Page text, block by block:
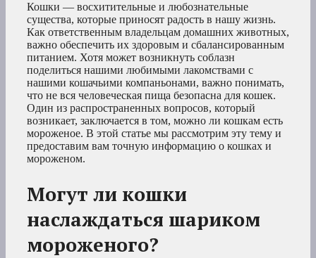
Кошки — восхитительные и любознательные
существа, которые приносят радость в нашу жизнь.
Как ответственным владельцам домашних животных,
важно обеспечить их здоровым и сбалансированным
питанием. Хотя может возникнуть соблазн
поделиться нашими любимыми лакомствами с
нашими кошачьими компаньонами, важно понимать,
что не вся человеческая пища безопасна для кошек.
Один из распространенных вопросов, который
возникает, заключается в том, можно ли кошкам есть
мороженое. В этой статье мы рассмотрим эту тему и
предоставим вам точную информацию о кошках и
мороженом.
Могут ли кошки
наслаждаться шариком
мороженого?